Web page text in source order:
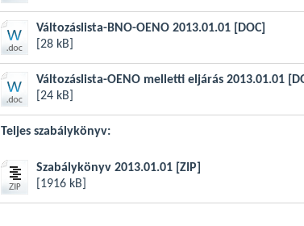
Változáslista-BNO-OENO 2013.01.01
[DOC]
[28 kB]
Változáslista-OENO melletti eljárás 2013.01.01
[24 kB]
Teljes szabálykönyv:
Szabálykönyv 2013.01.01 [ZIP]
[1916 kB]